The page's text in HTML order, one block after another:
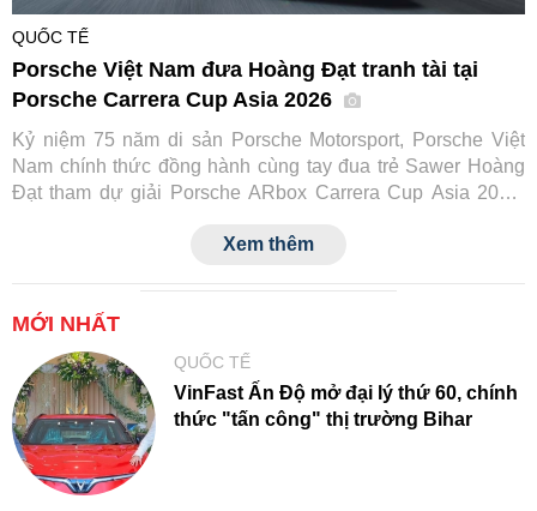
QUỐC TẾ
Porsche Việt Nam đưa Hoàng Đạt tranh tài tại
Porsche Carrera Cup Asia 2026
Kỷ niệm 75 năm di sản Porsche Motorsport, Porsche Việt
Nam chính thức đồng hành cùng tay đua trẻ Sawer Hoàng
Đạt tham dự giải Porsche ARbox Carrera Cup Asia 2026.
trường danh giá này, đồng thời đánh dấu cột mốc mới trong
Xem thêm
MỚI NHẤT
QUỐC TẾ
VinFast Ấn Độ mở đại lý thứ 60, chính
thức "tấn công" thị trường Bihar